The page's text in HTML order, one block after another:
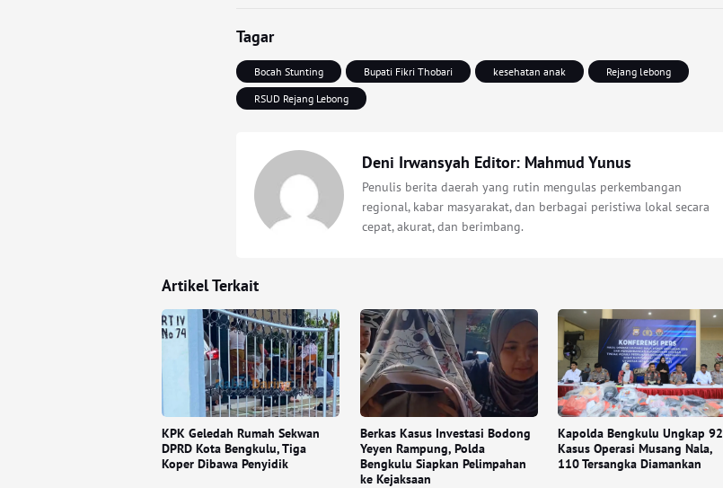
Tagar
Bocah Stunting Bupati Fikri Thobari kesehatan anak
Rejang lebong
RSUD Rejang Lebong
Deni Irwansyah Editor: Mahmud Yunus
Penulis berita daerah yang rutin mengulas perkembangan
regional, kabar masyarakat, dan berbagai peristiwa lokal secara
cepat, akurat, dan berimbang.
Artikel Terkait
KPK Geledah Rumah Sekwan
DPRD Kota Bengkulu, Tiga
Koper Dibawa Penyidik
Berkas Kasus Investasi Bodong
Yeyen Rampung, Polda
Bengkulu Siapkan Pelimpahan
ke Kejaksaan
Kapolda Bengkulu Ungkap 92
Kasus Operasi Musang Nala,
110 Tersangka Diamankan